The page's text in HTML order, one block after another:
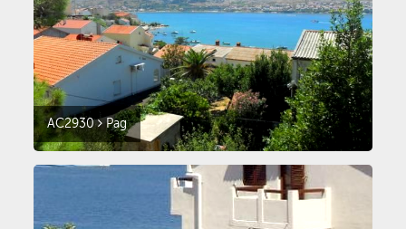
AC2930 Pag